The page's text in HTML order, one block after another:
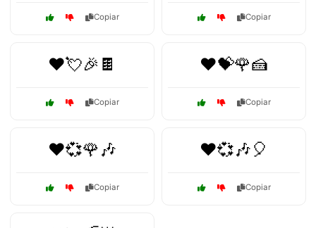
Copiar Copiar
❤️💘🎉🍫
Copiar
❤️💝🌹🍰
Copiar
❤️💞🌹🎶
Copiar
❤️💞🎶🎈
Copiar